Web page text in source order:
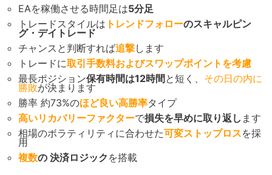
EAを稼働させる時間足は5分足
トレードスタイルは トレンドフォローのスキャルピン
グ・デイトレード
チャンスと判断すれば追撃します
トレードに取引手数料およびスワップポイントを考慮
最長ポジション保有時間は12時間 と短く、 その日の内に
勝敗が決まります
勝率 約73%のほど良い高勝率タイプ
高いリカバリーファクターで損失を早めに取り返し ます
相場のボラティリティに合わせた可変ストップロスを採
用
複数の 決済ロジック を搭載